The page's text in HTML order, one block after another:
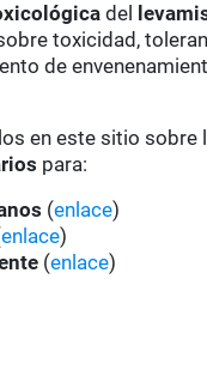
del
toxicidad,
de
en este sitio sobre
para:
(enlace)
enlace)
(enlace)